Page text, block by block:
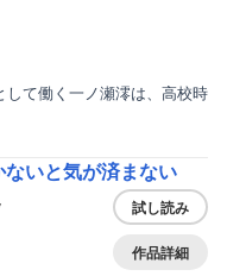
して働く一ノ瀬澪は、高校時
いと気が済まない
試し読み
作品詳細